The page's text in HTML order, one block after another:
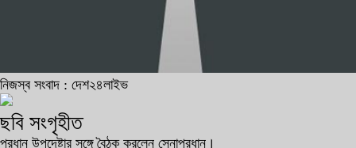
নিজস্ব সংবাদ : দেশ২৪লাইভ
ছবি সংগৃহীত
প্রধান উপদেষ্টার সঙ্গে বৈঠক করলেন সেনাপ্রধান।